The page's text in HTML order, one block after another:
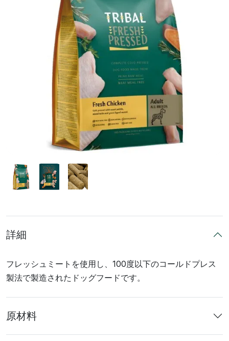
詳細
フレッシュミートを使用し、100度以下のコールドプレス
製法で製造されたドッグフードです。
原材料